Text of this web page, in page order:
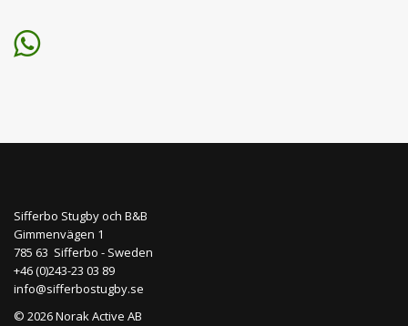
Sifferbo Stugby och B&B
Gimmenvägen 1
785 63 Sifferbo - Sweden
+46 (0)243-23 03 89
info@sifferbostugby.se
© 2026 Norak Active AB